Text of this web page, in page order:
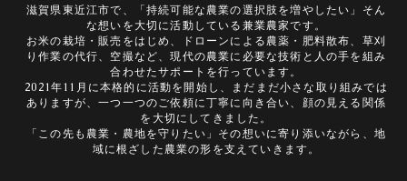
滋賀県東近江市で、「持続可能な農業の選択肢を増やしたい」そん
な想いを大切に活動している兼業農家です。
お米の栽培・販売をはじめ、ドローンによる農薬・肥料散布、草刈
り作業の代行、空撮など、現代の農業に必要な技術と人の手を組み
合わせたサポートを行っています。
2021年11月に本格的に活動を開始し、まだまだ小さな取り組みでは
ありますが、一つ一つのご依頼に丁寧に向き合い、顔の見える関係
を大切にしてきました。
「この先も農業・農地を守りたい」その想いに寄り添いながら、地
域に根ざした農業の形を支えていきます。